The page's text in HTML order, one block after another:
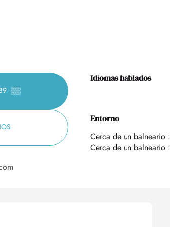
▒▒
Idiomas hablados
Idiomas hablados
Entorno
Entorno
Cerca de un balneario :
Cerca de un balneario :